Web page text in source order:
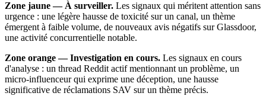
Zone jaune — À surveiller. Les signaux qui méritent attention sans
urgence : une légère hausse de toxicité sur un canal, un thème
émergent à faible volume, de nouveaux avis négatifs sur Glassdoor,
une activité concurrentielle notable.
Zone orange — Investigation en cours. Les signaux en cours
d'analyse : un thread Reddit actif mentionnant un problème, un
micro-influenceur qui exprime une déception, une hausse
significative de réclamations SAV sur un thème précis.